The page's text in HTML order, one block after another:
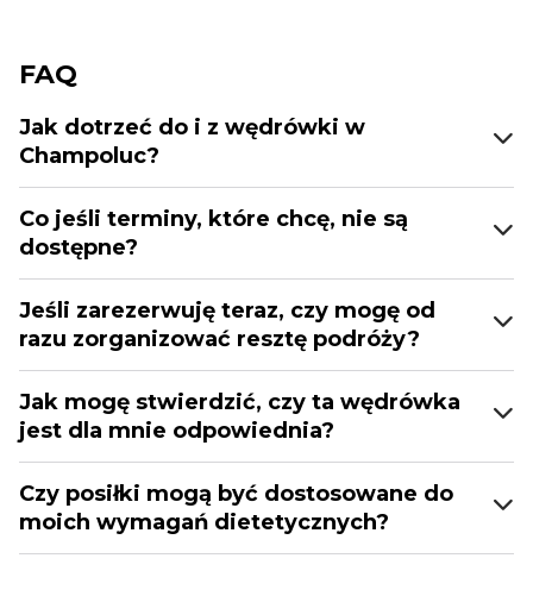
FAQ
Jak dotrzeć do i z wędrówki w
Champoluc?
Co jeśli terminy, które chcę, nie są
dostępne?
Jeśli zarezerwuję teraz, czy mogę od
razu zorganizować resztę podróży?
Jak mogę stwierdzić, czy ta wędrówka
jest dla mnie odpowiednia?
Czy posiłki mogą być dostosowane do
moich wymagań dietetycznych?